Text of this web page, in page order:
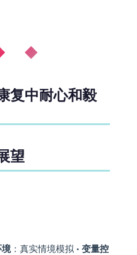
◆
复中耐心和毅
望
：真实情境模拟 • 变量控